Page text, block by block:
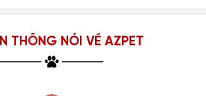
THÔNG NÓI VỀ AZPET